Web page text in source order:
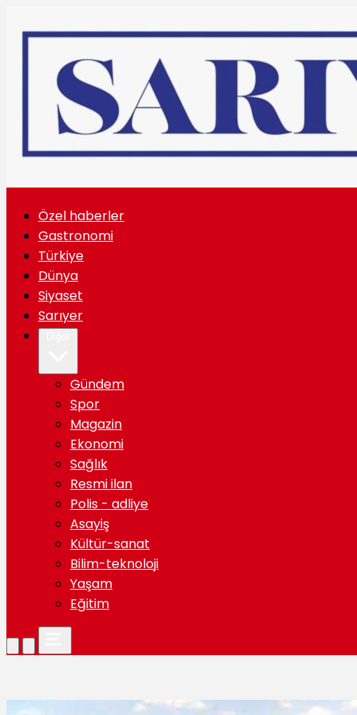
Özel haberler
Gastronomi
Türkiye
Dünya
Siyaset
Sarıyer
Gündem
Spor
Magazin
Ekonomi
Sağlık
Resmi ilan
Polis - adliye
Asayiş
Kültür-sanat
Bilim-teknoloji
Yaşam
Eğitim